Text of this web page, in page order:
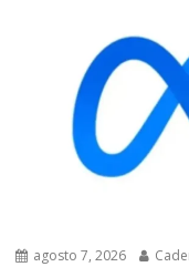
agosto 7, 2026